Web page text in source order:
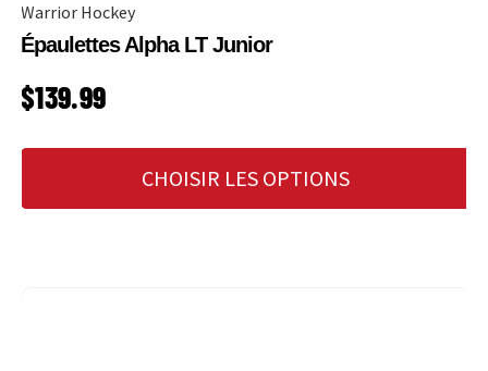
Warrior Hockey
Épaulettes Alpha LT Junior
PRIX HABITUEL
$139.99
CHOISIR LES OPTIONS